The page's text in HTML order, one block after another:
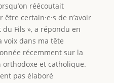
réécoutait
certain·e·s de n’avoir
Fils », a répondu en
voix dans ma tête
récemment sur la
et catholique.
pas élaboré